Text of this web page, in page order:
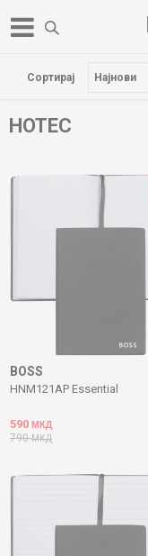
НОТЕС
Сортирај
BOSS
HNM121AP Essential
590 МКД
790МКД